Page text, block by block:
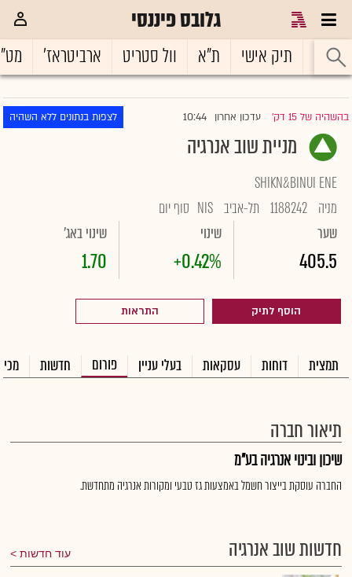
גלובס פיננסי
ראשי תיק אישי ת"א וול סטריט ארביטראז'
בהשהיה של 15 דק' |עדכון אחרון 10:44 לצפות בנתונים ללא השהיה
מניית שוב אנרגיה
SHIKN&BINUI ENE
מניה 1188242 תל-אביב NIS סוף יום
שער
405.5
שינוי
+0.42%
שינוי באג'
1.70
הוסף לתיק התראות
תמצית דוחות עסקאות בעלי עניין פורום חדשות
תיאור חברה
שיכון ובינוי אנרגיה בע"מ
החברה עוסקת בייצור חשמל באמצעות גז טבעי ומקורות אנרגיה מתחדשת.
חדשות שוב אנרגיה עוד חדשות